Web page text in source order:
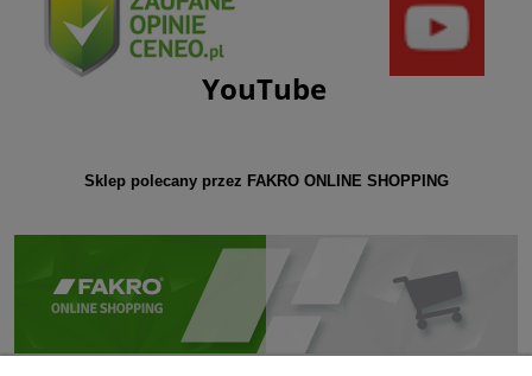
YouTube
Sklep polecany przez FAKRO ONLINE SHOPPING